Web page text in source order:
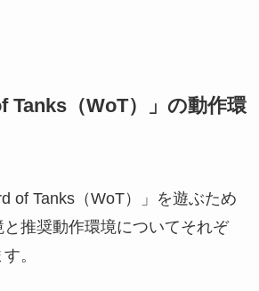
Tanks（WoT）」の動作環
of Tanks（WoT）」を遊ぶため
推奨動作環境についてそれぞ
。